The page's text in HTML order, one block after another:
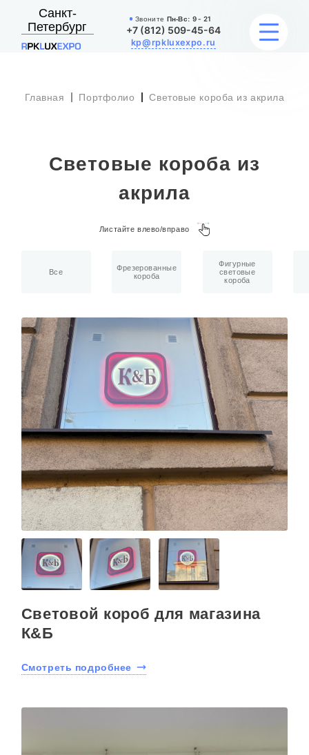
Санкт-
Петербург
Звоните Пн-Вс: 9 - 21
+7 (812) 509-45-64
kp@rpkluxexpo.ru
УСЛУГИ
АКЦИИ
Главная Портфолио Световые короба из акрила
Световые короба из
акрила
Листайте влево/вправо
Все
Фрезерованные
короба
Фигурные
световые
короба
Световой короб для магазина
К&Б
Смотреть подробнее